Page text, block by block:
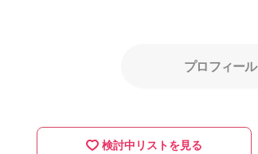
プロフィール
検討中リストを見る